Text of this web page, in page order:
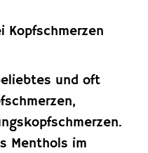
Kopfschmerzen
und oft
Menthols im